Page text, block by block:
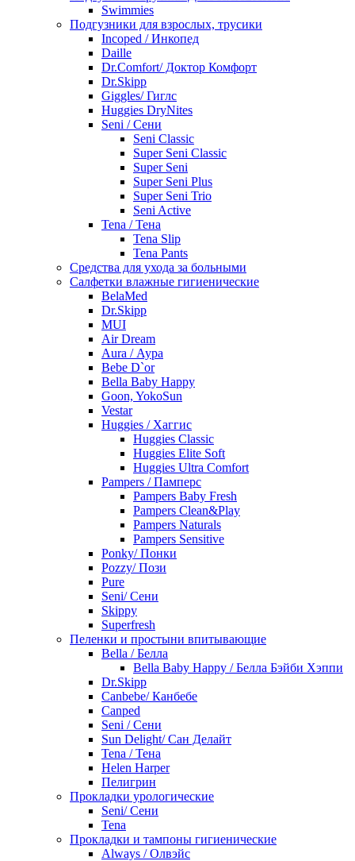
Swimmies
Подгузники для взрослых, трусики
Incoped / Инкопед
Daille
Dr.Comfort/ Доктор Комфорт
Dr.Skipp
Giggles/ Гиглс
Huggies DryNites
Seni / Сени
Seni Classic
Super Seni Classic
Super Seni
Super Seni Plus
Super Seni Trio
Seni Active
Tena / Тена
Tena Slip
Tena Pants
Средства для ухода за больными
Салфетки влажные гигиенические
BelaMed
Dr.Skipp
MUI
Air Dream
Aura / Аура
Bebe D`or
Bella Baby Happy
Goon, YokoSun
Vestar
Huggies / Хаггис
Huggies Classic
Huggies Elite Soft
Huggies Ultra Comfort
Pampers / Памперс
Pampers Baby Fresh
Pampers Clean&Play
Pampers Naturals
Pampers Sensitive
Ponky/ Понки
Pozzy/ Пози
Pure
Seni/ Сени
Skippy
Superfresh
Пеленки и простыни впитывающие
Bella / Белла
Bella Baby Happy / Белла Бэйби Хэппи
Dr.Skipp
Canbebe/ Канбебе
Canped
Seni / Сени
Sun Delight/ Сан Делайт
Tena / Тена
Helen Harper
Пелигрин
Прокладки урологические
Seni/ Сени
Tena
Прокладки и тампоны гигиенические
Always / Олвэйс